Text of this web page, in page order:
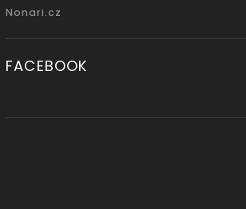
Nonari.cz
FACEBOOK